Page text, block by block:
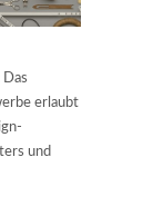
erlaubt
und